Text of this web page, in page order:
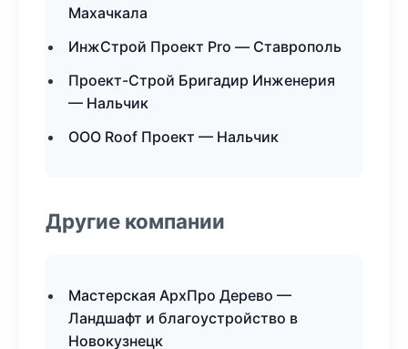
Махачкала
ИнжСтрой Проект Pro — Ставрополь
Проект-Строй Бригадир Инженерия
— Нальчик
ООО Roof Проект — Нальчик
Другие компании
Мастерская АрхПро Дерево —
Ландшафт и благоустройство в
Новокузнецк